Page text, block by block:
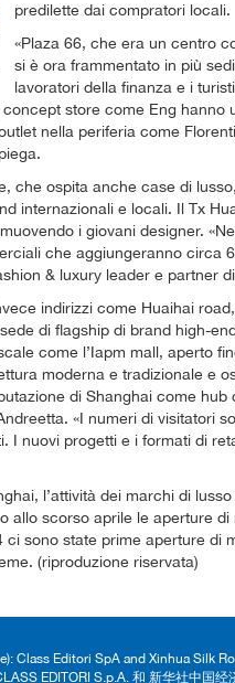
predilette dai compratori locali.
«Plaza 66, che era un centro
si è ora frammentato in più
lavoratori della finanza e i
store come Eng hanno
nella periferia come
che ospita anche case di
internazionali e locali. Il Tx
i giovani designer.
che aggiungeranno circa
& luxury leader e partner
indirizzi come Huaihai
di flagship di brand high-
come l’Iapm mall, aperto
moderna e tradizionale e
di Shanghai come hub
«I numeri di visitatori
I nuovi progetti e i formati di
l’attività dei marchi di
allo scorso aprile le aperture
ci sono state prime aperture di
(riproduzione riservata)
Class Editori SpA and Xinhua Silk
EDITORI S.p.A. 和 新华社中国经